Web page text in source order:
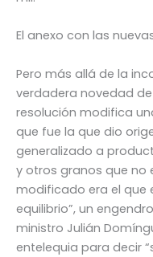
El anexo con las
Pero más allá de la
verdadera novedad
resolución modifica
que fue la que dio
generalizado a
y otros granos que no
modificado era el que
equilibrio”, un
ministro Julián
entelequia para decir